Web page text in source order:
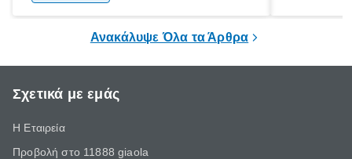
Ανακάλυψε Όλα τα Άρθρα
Σχετικά με εμάς
Η Εταιρεία
Προβολή στο 11888 giaola